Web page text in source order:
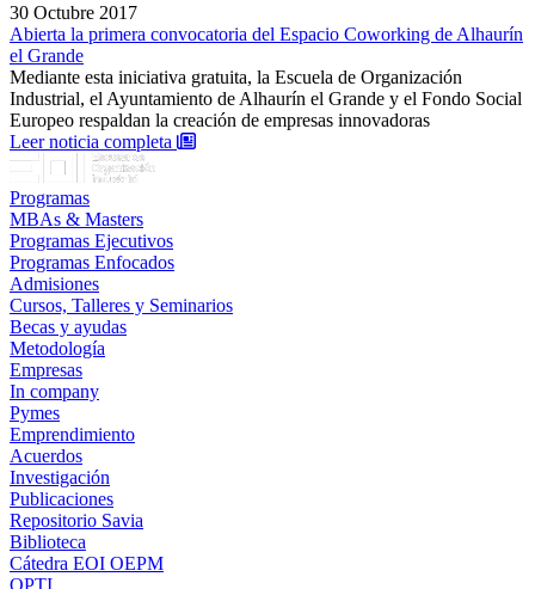
30 Octubre 2017
Abierta la primera convocatoria del Espacio Coworking de Alhaurín
el Grande
Mediante esta iniciativa gratuita, la Escuela de Organización
Industrial, el Ayuntamiento de Alhaurín el Grande y el Fondo Social
Europeo respaldan la creación de empresas innovadoras
Leer noticia completa : Abierta la primera convocatoria del Espacio
Programas
MBAs & Masters
Programas Ejecutivos
Programas Enfocados
Admisiones
Cursos, Talleres y Seminarios
Becas y ayudas
Metodología
Empresas
In company
Pymes
Emprendimiento
Acuerdos
Investigación
Publicaciones
Repositorio Savia
Biblioteca
Cátedra EOI OEPM
OPTI